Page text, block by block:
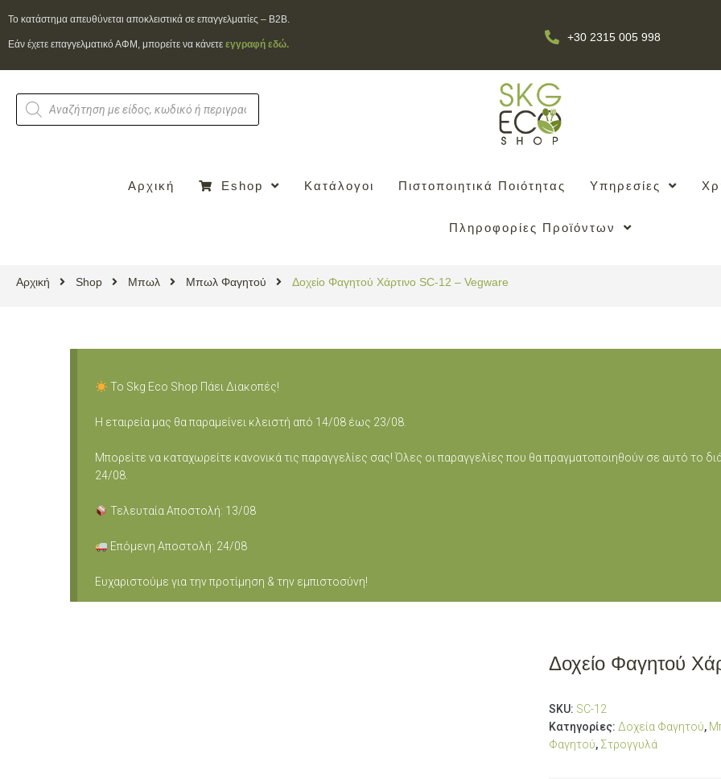
To κατάστημα απευθύνεται αποκλειστικά σε επαγγελματίες – B2B.
Εάν έχετε επαγγελματικό ΑΦΜ, μπορείτε να κάνετε εγγραφή εδώ.
+30 2315 005 998
Αρχική Eshop Κατάλογοι Πιστοποιητικά Ποιότητας Υπηρεσίες
Πληροφορίες Προϊόντων
Αρχική Shop Μπωλ Μπωλ Φαγητού Δοχείο Φαγητού Χάρτινο SC-12 – Vegware
Το Skg Eco Shop Πάει Διακοπές!
Η εταιρεία μας θα παραμείνει κλειστή από 14/08 έως 23/08.
Μπορείτε να καταχωρείτε κανονικά τις παραγγελίες σας! Όλες οι παραγγελίες που θα πραγματοποιηθούν σε αυτό το
24/08.
Τελευταία Αποστολή: 13/08
Επόμενη Αποστολή: 24/08
Ευχαριστούμε για την προτίμηση & την εμπιστοσύνη!
Δοχείο Φαγητού
SKU: SC-12
Κατηγορίες: Δοχεία Φαγητού,
Φαγητού, Στρογγυλά